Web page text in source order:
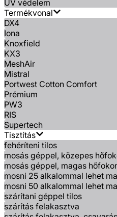
UV védelem
Termékvonal
DX4
Iona
Knoxfield
KX3
MeshAir
Mistral
Portwest Cotton Comfort
Prémium
PW3
RIS
Supertech
Tisztítás
fehéríteni tilos
mosás géppel, közepes
mosás géppel, magas
mosni 25 alkalommal lehet
mosni 50 alkalommal lehet
szárítani géppel tilos
szárítás felakasztva